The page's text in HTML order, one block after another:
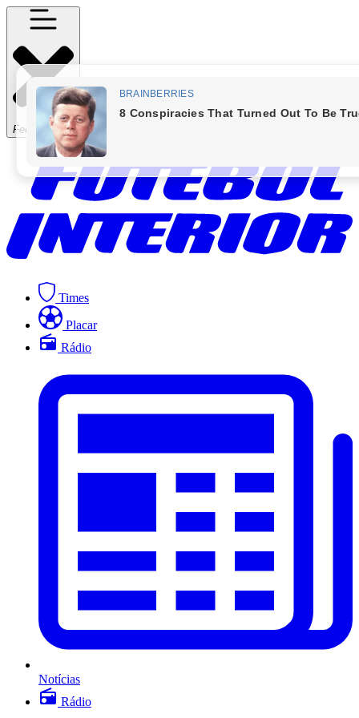
Fechar Menu
Times
Placar
Rádio
Notícias
Rádio